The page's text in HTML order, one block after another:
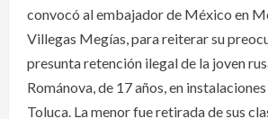
convocó al embajador de México en
Villegas Megías, para reiterar su
presunta retención ilegal de la joven
Románova, de 17 años, en
Toluca. La menor fue retirada de sus